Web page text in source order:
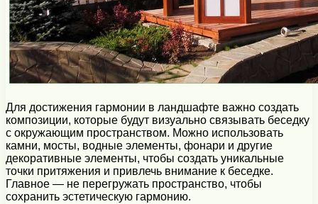
Для достижения гармонии в ландшафте важно создать
композиции, которые будут визуально связывать беседку
с окружающим пространством. Можно использовать
камни, мосты, водные элементы, фонари и другие
декоративные элементы, чтобы создать уникальные
точки притяжения и привлечь внимание к беседке.
Главное — не перегружать пространство, чтобы
сохранить эстетическую гармонию.